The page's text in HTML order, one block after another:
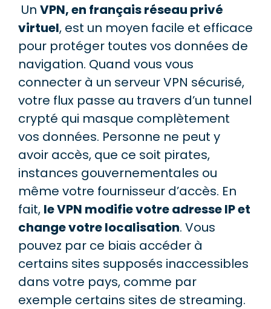
Un VPN, en français réseau privé
virtuel, est un moyen facile et efficace
pour protéger toutes vos données de
navigation. Quand vous vous
connecter à un serveur VPN sécurisé,
votre flux passe au travers d’un tunnel
crypté qui masque complètement
vos données. Personne ne peut y
avoir accès, que ce soit pirates,
instances gouvernementales ou
même votre fournisseur d’accès. En
fait, le VPN modifie votre adresse IP et
change votre localisation. Vous
pouvez par ce biais accéder à
certains sites supposés inaccessibles
dans votre pays, comme par
exemple certains sites de streaming.